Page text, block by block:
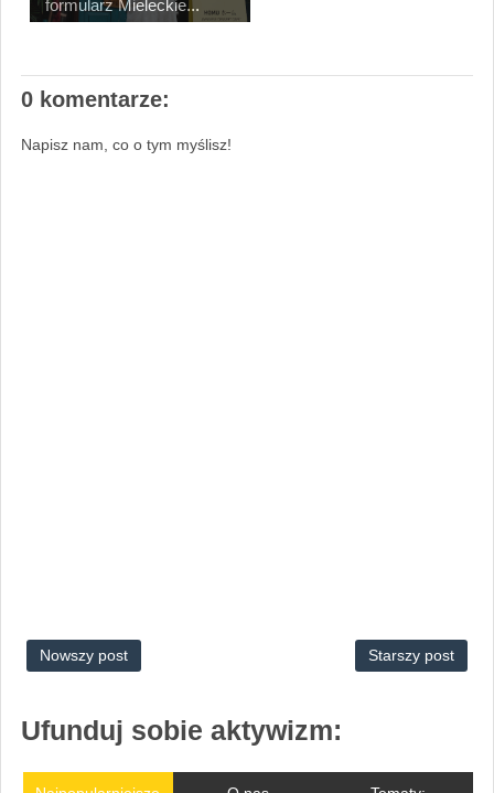
formularz Mieleckie...
0 komentarze:
Napisz nam, co o tym myślisz!
Nowszy post Starszy post
Ufunduj sobie aktywizm: